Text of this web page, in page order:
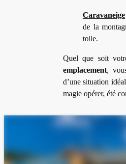
Caravaneige
de la
toile.
Quel que soit
emplacement,
d’une situation
magie opérer, été